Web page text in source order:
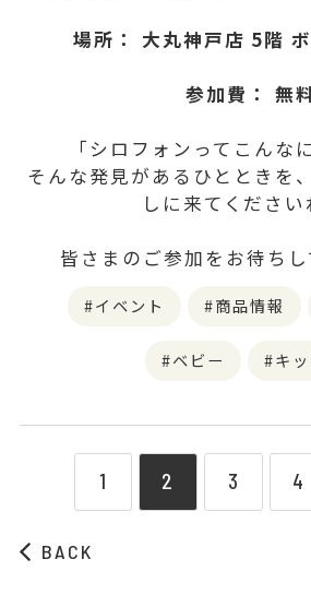
場所： 大丸神戸店 5階
参加費： 無
「シロフォンってこんな
そんな発見があるひとときを
しに来てください
皆さまのご参加をお待ちし
イベント 商品情報
ベビー キ
BACK
1 2 3 4